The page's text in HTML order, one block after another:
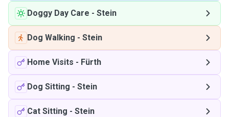
Doggy Day Care - Stein
Dog Walking - Stein
Home Visits - Fürth
Dog Sitting - Stein
Cat Sitting - Stein